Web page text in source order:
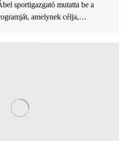
sportigazgató mutatta be a
amelynek célja,…